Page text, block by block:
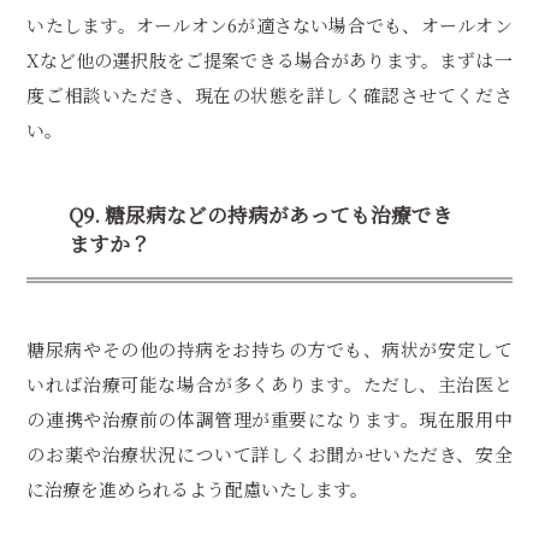
いたします。オールオン6が適さない場合でも、オールオン
Xなど他の選択肢をご提案できる場合があります。まずは一
度ご相談いただき、現在の状態を詳しく確認させてくださ
い。
Q9. 糖尿病などの持病があっても治療でき
ますか？
糖尿病やその他の持病をお持ちの方でも、病状が安定して
いれば治療可能な場合が多くあります。ただし、主治医と
の連携や治療前の体調管理が重要になります。現在服用中
のお薬や治療状況について詳しくお聞かせいただき、安全
に治療を進められるよう配慮いたします。